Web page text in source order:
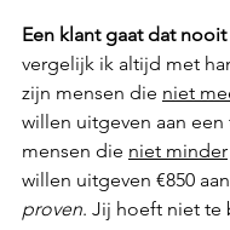
Een klant gaat dat
vergelijk ik altijd met
zijn mensen die niet
willen uitgeven aan een
mensen die niet minder
willen uitgeven €850
proven. Jij hoeft niet te